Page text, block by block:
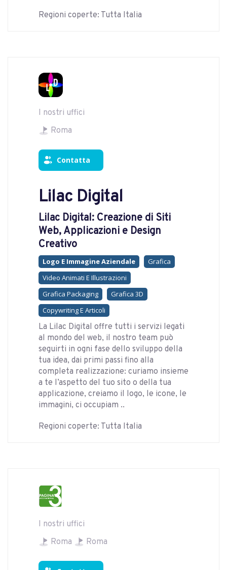
Regioni coperte: Tutta Italia
I nostri uffici
Roma
Contatta
Lilac Digital
Lilac Digital: Creazione di Siti
Web, Applicazioni e Design
Creativo
Logo E Immagine Aziendale
Grafica
Video Animati E Illustrazioni
Grafica Packaging
Grafica 3D
Copywriting E Articoli
La Lilac Digital offre tutti i servizi legati
al mondo del web, il nostro team può
seguirti in ogni fase dello sviluppo della
tua idea, dai primi passi fino alla
completa realizzazione: curiamo insieme
a te l’aspetto del tuo sito o della tua
applicazione, creiamo il logo, le icone, le
immagini, ci occupiam ..
Regioni coperte: Tutta Italia
I nostri uffici
Roma
Roma